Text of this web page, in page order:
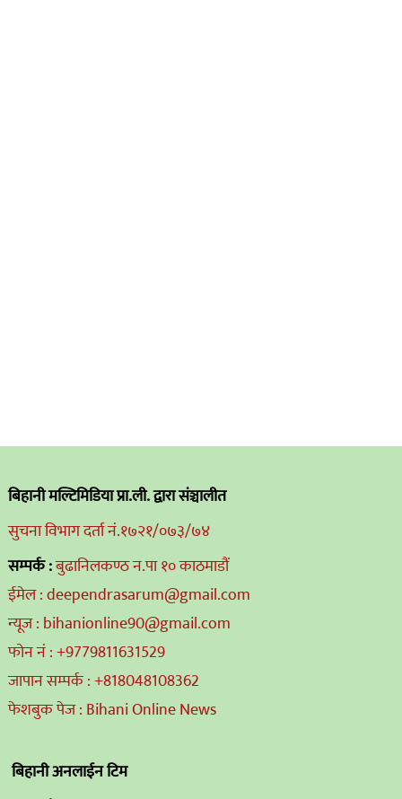
बिहानी मल्टिमिडिया प्रा.ली. द्वारा संञ्चालीत
सुचना विभाग दर्ता नं.१७२१/०७३/७४
सम्पर्क :बुढानिलकण्ठ न.पा १० काठमाडौं
ईमेल : deependrasarum@gmail.com
न्यूज : bihanionline90@gmail.com
फोन नं : +9779811631529
जापान सम्पर्क : +818048108362
फेशबुक पेज : Bihani Online News
बिहानी अनलाईन टिम